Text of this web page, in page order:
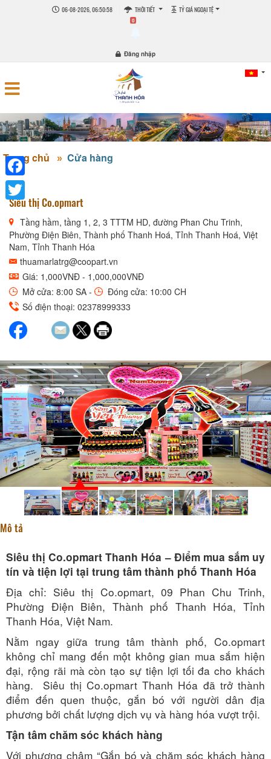
06-08-2026, 06:50:59 THỜI TIẾT TỶ GIÁ NGOẠI TỆ
0
Đăng nhập
Trang chủ Cửa hàng
Siêu thị Co.opmart
Tầng hầm, tầng 1, 2, 3 TTTM HD, đường Phan Chu Trinh,
Phường Điện Biên, Thành phố Thanh Hoá, Tỉnh Thanh Hoá, Việt
Nam, Tỉnh Thanh Hóa
thuamarlatrg@coopart.vn
Giá: 1,000VNĐ - 1,000,000VNĐ
Mở cửa: 8:00 SA -
Đóng cửa: 10:00 CH
Số điện thoại: 02378999333
Mô tả
Siêu thị Co.opmart Thanh Hóa – Điểm mua sắm uy
tín và tiện lợi tại trung tâm thành phố Thanh Hóa
Địa chỉ: Siêu thị Co.opmart, 09 Phan Chu Trinh,
Phường Điện Biên, Thành phố Thanh Hóa, Tỉnh
Thanh Hóa, Việt Nam.
Nằm ngay giữa trung tâm thành phố, Co.opmart
không chỉ mang đến một không gian mua sắm hiện
đại, rộng rãi mà còn tạo sự tiện lợi tối đa cho khách
hàng. Siêu thị Co.opmart Thanh Hóa đã trở thành
điểm đến quen thuộc, gắn bó với người dân địa
phương bởi chất lượng dịch vụ và hàng hóa vượt trội.
Tận tâm chăm sóc khách hàng
Với phương châm “Gắn bó và chăm sóc khách hàng
Facebook
Twitter